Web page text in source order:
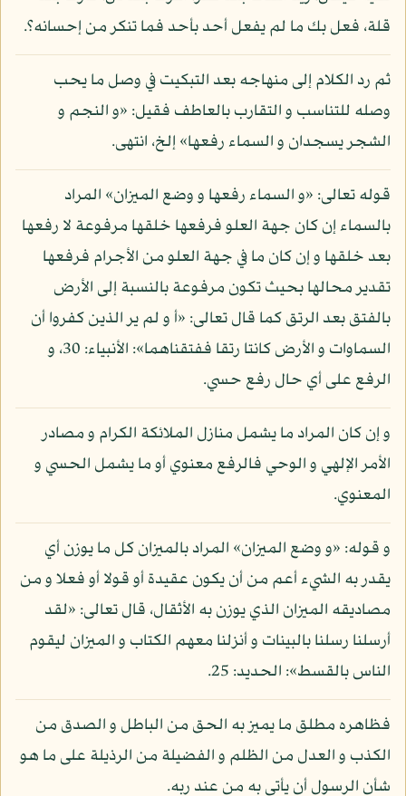
قلة، فعل بك ما لم يفعل أحد بأحد فما تنكر من إحسانه؟.
ثم رد الكلام إلى منهاجه بعد التبكيت في وصل ما يحب
وصله للتناسب و التقارب بالعاطف فقيل: «و النجم و
الشجر يسجدان و السماء رفعها» إلخ، انتهى.
قوله تعالى: «و السماء رفعها و وضع الميزان» المراد
بالسماء إن كان جهة العلو فرفعها خلقها مرفوعة لا رفعها
بعد خلقها و إن كان ما في جهة العلو من الأجرام فرفعها
تقدير محالها بحيث تكون مرفوعة بالنسبة إلى الأرض
بالفتق بعد الرتق كما قال تعالى: «أ و لم ير الذين كفروا أن
السماوات و الأرض كانتا رتقا ففتقناهما»: الأنبياء: 30، و
الرفع على أي حال رفع حسي.
و إن كان المراد ما يشمل منازل الملائكة الكرام و مصادر
الأمر الإلهي و الوحي فالرفع معنوي أو ما يشمل الحسي و
المعنوي.
و قوله: «و وضع الميزان» المراد بالميزان كل ما يوزن أي
يقدر به الشيء أعم من أن يكون عقيدة أو قولا أو فعلا و من
مصاديقه الميزان الذي يوزن به الأثقال، قال تعالى: «لقد
أرسلنا رسلنا بالبينات و أنزلنا معهم الكتاب و الميزان ليقوم
الناس بالقسط»: الحديد: 25.
فظاهره مطلق ما يميز به الحق من الباطل و الصدق من
الكذب و العدل من الظلم و الفضيلة من الرذيلة على ما هو
شأن الرسول أن يأتي به من عند ربه.